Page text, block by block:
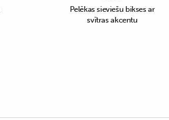
Pelēkas sieviešu bikses ar
svītras akcentu